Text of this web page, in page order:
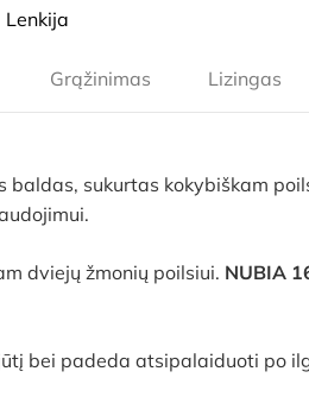
Lenkija
Grąžinimas Lizingas
baldas, sukurtas kokybiškam
dviejų žmonių poilsiui. NUBIA
bei padeda atsipalaiduoti po